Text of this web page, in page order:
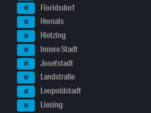
W Floridsdorf
W Hernals
W Hietzing
W Innere Stadt
W Josefstadt
W Landstraße
W Leopoldstadt
W Liesing